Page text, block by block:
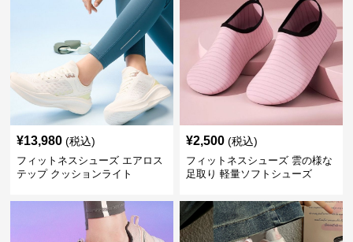
¥13,980 (税込)
フィットネスシューズ エアロス
テップ クッションライト
¥2,500 (税込)
フィットネスシューズ 雲の様な
足取り 軽量ソフトシューズ